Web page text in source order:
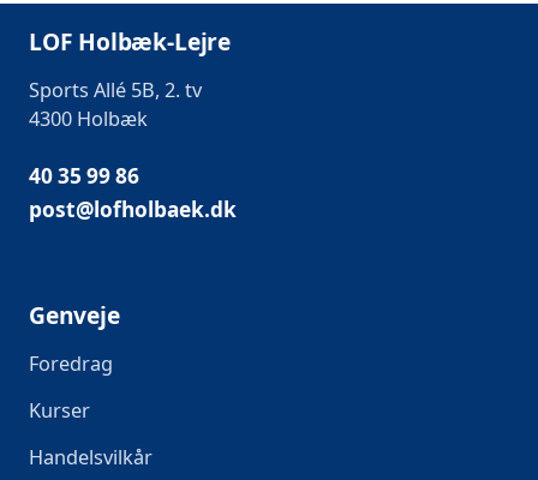
LOF Holbæk-Lejre
Sports Allé 5B, 2. tv
4300 Holbæk
40 35 99 86
post@lofholbaek.dk
Genveje
Foredrag
Kurser
Handelsvilkår